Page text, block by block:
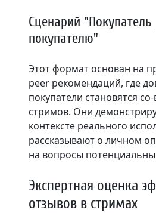
Сценарий
покупателю"
Этот формат основан на
peer рекомендаций, где
покупатели становятся
стримов. Они
контексте реального
рассказывают о личном
на вопросы
Экспертная оценка
отзывов в стримах